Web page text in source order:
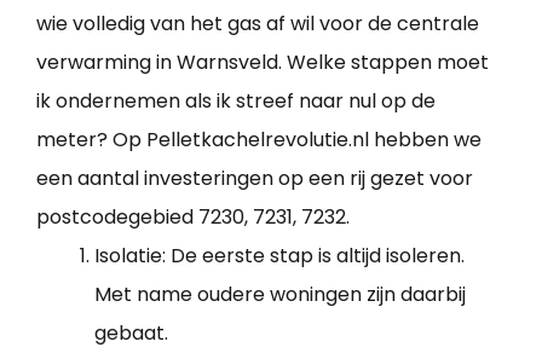
wie volledig van het gas af wil voor de centrale
verwarming in Warnsveld. Welke stappen moet
ik ondernemen als ik streef naar nul op de
meter? Op Pelletkachelrevolutie.nl hebben we
een aantal investeringen op een rij gezet voor
postcodegebied 7230, 7231, 7232.
Isolatie: De eerste stap is altijd isoleren.
Met name oudere woningen zijn daarbij
gebaat.